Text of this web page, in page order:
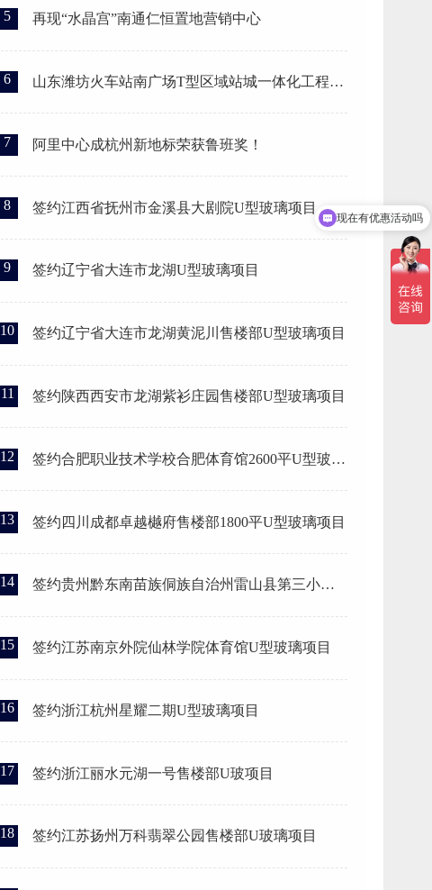
5 再现“水晶宫”南通仁恒置地营销中心
6
山东潍坊火车站南广场T型区域站城一体化工程U
7 阿里中心成杭州新地标荣获鲁班奖！
8 签约江西省抚州市金溪县大剧院U型玻璃项目
9 签约辽宁省大连市龙湖U型玻璃项目
10 签约辽宁省大连市龙湖黄泥川售楼部U型玻璃项目
11 签约陕西西安市龙湖紫衫庄园售楼部U型玻璃项目
12
签约合肥职业技术学校合肥体育馆2600平U型玻璃
13 签约四川成都卓越樾府售楼部1800平U型玻璃项目
14
签约贵州黔东南苗族侗族自治州雷山县第三小学U
15 签约江苏南京外院仙林学院体育馆U型玻璃项目
16 签约浙江杭州星耀二期U型玻璃项目
17 签约浙江丽水元湖一号售楼部U玻项目
18 签约江苏扬州万科翡翠公园售楼部U玻璃项目
可以介绍下你们的产品么